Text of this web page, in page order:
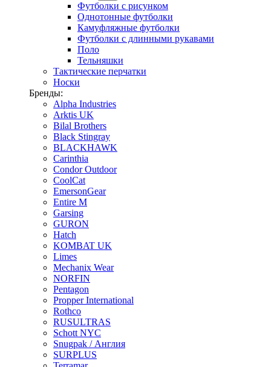
Футболки с рисунком
Однотонные футболки
Камуфляжные футболки
Футболки с длинными рукавами
Поло
Тельняшки
Тактические перчатки
Носки
Бренды:
Alpha Industries
Arktis UK
Bilal Brothers
Black Stingray
BLACKHAWK
Carinthia
Condor Outdoor
CoolCat
EmersonGear
Entire M
Garsing
GURON
Hatch
KOMBAT UK
Limes
Mechanix Wear
NORFIN
Pentagon
Propper International
Rothco
RUSULTRAS
Schott NYC
Snugpak / Англия
SURPLUS